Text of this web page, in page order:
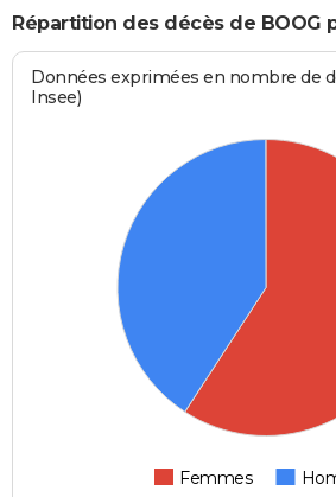
Répartition des décès de BOOG
Données exprimées en nombre de
Insee)
Femmes